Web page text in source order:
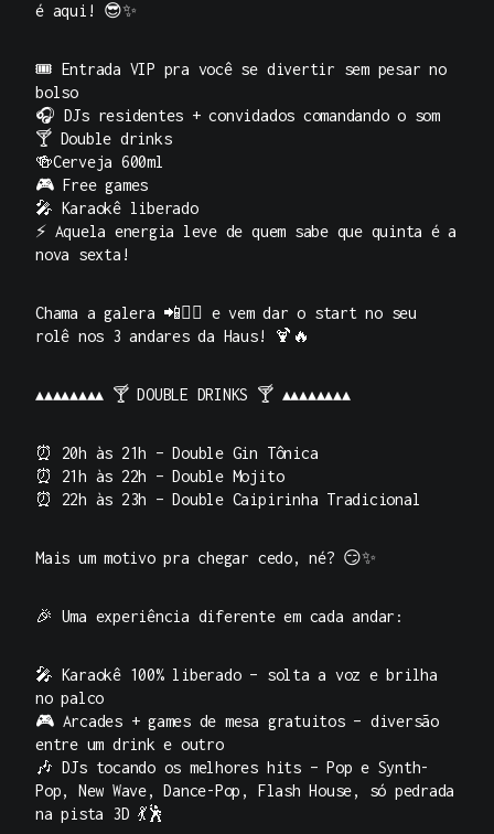
é aqui! 😎✨
🎟️ Entrada VIP pra você se divertir sem pesar no
bolso
🎧 DJs residentes + convidados comandando o som
🍸 Double drinks
🍻Cerveja 600ml
🎮 Free games
🎤 Karaokê liberado
⚡ Aquela energia leve de quem sabe que quinta é a
nova sexta!
Chama a galera 📲👯‍♂️ e vem dar o start no seu
rolê nos 3 andares da Haus! 🍹🔥
▴▴▴▴▴▴▴▴ 🍸 DOUBLE DRINKS 🍸 ▴▴▴▴▴▴▴▴
⏰ 20h às 21h – Double Gin Tônica
⏰ 21h às 22h – Double Mojito
⏰ 22h às 23h – Double Caipirinha Tradicional
Mais um motivo pra chegar cedo, né? 😏✨
🎉 Uma experiência diferente em cada andar:
🎤 Karaokê 100% liberado – solta a voz e brilha
no palco
🎮 Arcades + games de mesa gratuitos – diversão
entre um drink e outro
🎶 DJs tocando os melhores hits – Pop e Synth-
Pop, New Wave, Dance-Pop, Flash House, só pedrada
na pista 3D 💃🕺